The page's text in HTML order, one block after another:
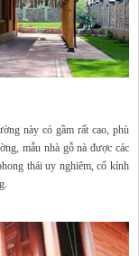
này có gầm rất cao, phù
mẫu nhà gỗ nà được các
thái uy nghiêm, cổ kính